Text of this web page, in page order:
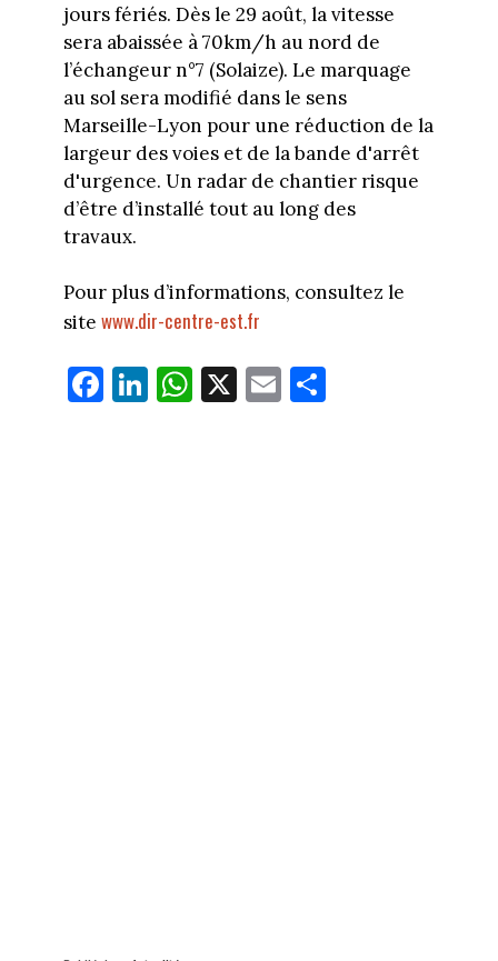
jours fériés. Dès le 29 août, la vitesse
sera abaissée à 70km/h au nord de
l’échangeur n°7 (Solaize). Le marquage
au sol sera modifié dans le sens
Marseille-Lyon pour une réduction de la
largeur des voies et de la bande d'arrêt
d'urgence. Un radar de chantier risque
d’être d’installé tout au long des
travaux.
Pour plus d’informations, consultez le
site www.dir-centre-est.fr
Fa
ce
Li
nk
W
ha
X E
m
Pa
rt